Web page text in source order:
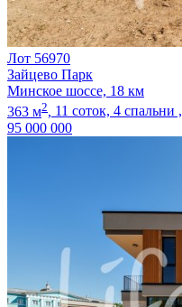
Лот 56970
Зайцево Парк
Минское шоссе, 18 км
363 м2, 11 соток, 4 спальни ,
95 000 000